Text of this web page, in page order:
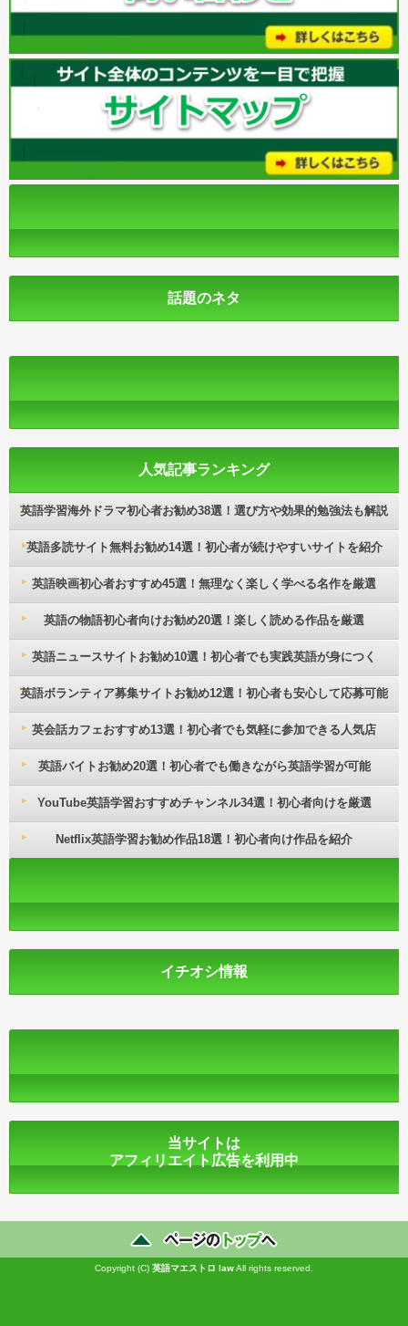
話題のネタ
人気記事ランキング
英語学習海外ドラマ初心者お勧め38選！選び方や効果的勉強法も解説
英語多読サイト無料お勧め14選！初心者が続けやすいサイトを紹介
英語映画初心者おすすめ45選！無理なく楽しく学べる名作を厳選
英語の物語初心者向けお勧め20選！楽しく読める作品を厳選
英語ニュースサイトお勧め10選！初心者でも実践英語が身につく
英語ボランティア募集サイトお勧め12選！初心者も安心して応募可能
英会話カフェおすすめ13選！初心者でも気軽に参加できる人気店
英語バイトお勧め20選！初心者でも働きながら英語学習が可能
YouTube英語学習おすすめチャンネル34選！初心者向けを厳選
Netflix英語学習お勧め作品18選！初心者向け作品を紹介
イチオシ情報
当サイトは
アフィリエイト広告を利用中
Copyright (C) 英語マエストロ lawAll rights reserved.